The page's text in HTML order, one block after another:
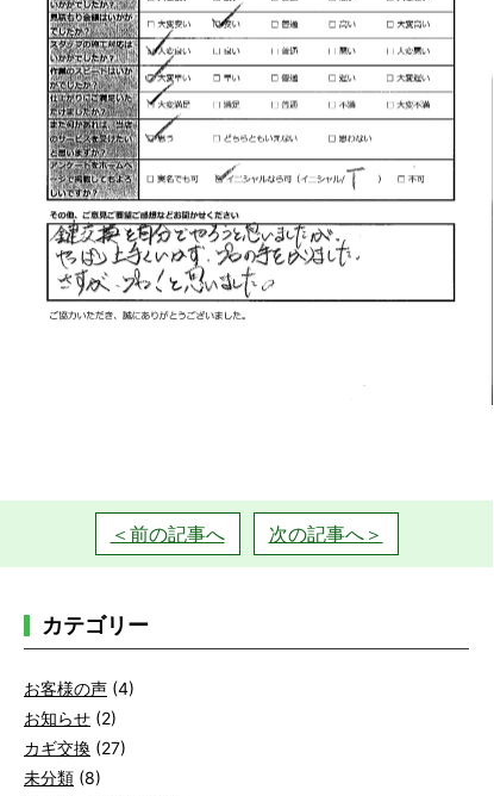
＜前の記事へ 次の記事へ＞
カテゴリー
お客様の声 (4)
お知らせ (2)
カギ交換 (27)
未分類 (8)